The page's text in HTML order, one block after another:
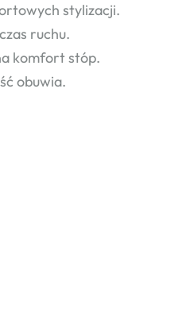
stylizacji.
ruchu.
komfort stóp.
obuwia.